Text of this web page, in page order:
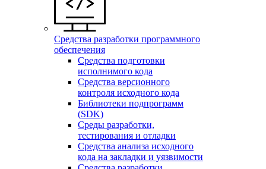
Средства разработки программного
обеспечения
Средства подготовки
исполнимого кода
Средства версионного
контроля исходного кода
Библиотеки подпрограмм
(SDK)
Среды разработки,
тестирования и отладки
Средства анализа исходного
кода на закладки и уязвимости